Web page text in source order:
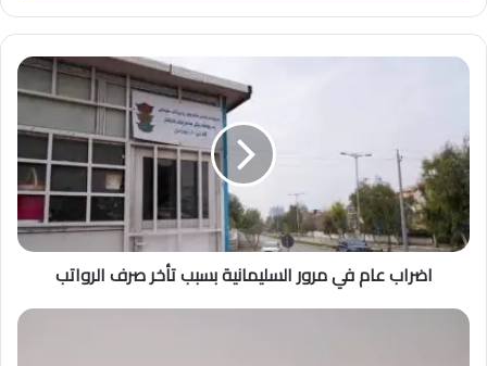
اضراب عام في مرور السليمانية بسبب تأخر صرف الرواتب